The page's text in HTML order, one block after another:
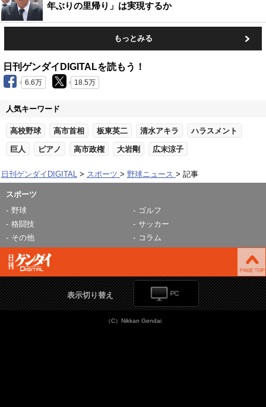
年ぶりの里帰り」は実現するか
もっとみる
日刊ゲンダイDIGITALを読もう！
6.6万 18.5万
人気キーワード
高校野球 高市首相 板東英二 清水アキラ ハラスメント
巨人 ピアノ 高市政権 大岩剛 広末涼子
日刊ゲンダイDIGITAL スポーツ 野球ニュース 記事
スポーツ
野球
ゴルフ
格闘技
サッカー
その他
コラム
表示切り替え
（C）Nikkan Gendai